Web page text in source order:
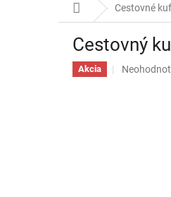
DomovCestovné
Cestovný
Akcia
Priemerné